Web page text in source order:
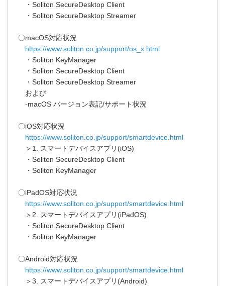
・Soliton SecureDesktop Client
・Soliton SecureDesktop Streamer
〇macOS対応状況
https://www.soliton.co.jp/support/os_x.html
・Soliton KeyManager
・Soliton SecureDesktop Client
・Soliton SecureDesktop Streamer
および
-macOS バージョン表記/サポート状況
〇iOS対応状況
https://www.soliton.co.jp/support/smartdevice.html
＞1. スマートデバイスアプリ(iOS)
・Soliton SecureDesktop Client
・Soliton KeyManager
〇iPadOS対応状況
https://www.soliton.co.jp/support/smartdevice.html
＞2. スマートデバイスアプリ(iPadOS)
・Soliton SecureDesktop Client
・Soliton KeyManager
〇Android対応状況
https://www.soliton.co.jp/support/smartdevice.html
＞3. スマートデバイスアプリ(Android)